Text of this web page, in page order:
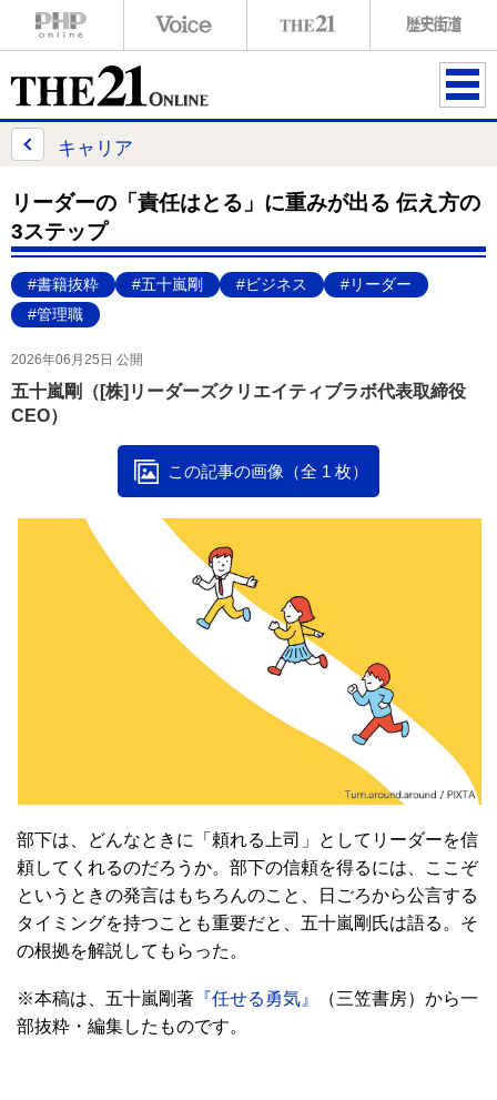
ME
キャリア
リーダーの「責任はとる」に重みが出る 伝え方の
3ステップ
#書籍抜粋 #五十嵐剛 #ビジネス
#リーダー
#管理職
2026年06月25日 公開
五十嵐剛（[株]リーダーズクリエイティブラボ代表取締役
CEO）
この記事の画像（全 1 枚）
部下は、どんなときに「頼れる上司」としてリーダーを信
頼してくれるのだろうか。部下の信頼を得るには、ここぞ
というときの発言はもちろんのこと、日ごろから公言する
タイミングを持つことも重要だと、五十嵐剛氏は語る。そ
の根拠を解説してもらった。
※本稿は、五十嵐剛著 『任せる勇気』
（三笠書房）から一
部抜粋・編集したものです。